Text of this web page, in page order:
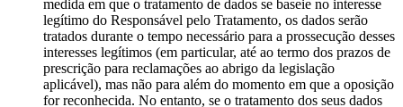
medida em que o tratamento de dados se baseie no interesse
legítimo do Responsável pelo Tratamento, os dados serão
tratados durante o tempo necessário para a prossecução desses
interesses legítimos (em particular, até ao termo dos prazos de
prescrição para reclamações ao abrigo da legislação
aplicável), mas não para além do momento em que a oposição
for reconhecida. No entanto, se o tratamento dos seus dados